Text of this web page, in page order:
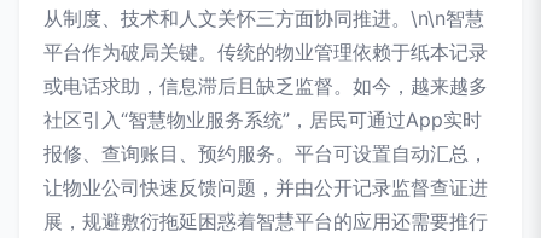
从制度、技术和人文关怀三方面协同推进。\n\n智慧
平台作为破局关键。传统的物业管理依赖于纸本记录
或电话求助，信息滞后且缺乏监督。如今，越来越多
社区引入“智慧物业服务系统”，居民可通过App实时
报修、查询账目、预约服务。平台可设置自动汇总，
让物业公司快速反馈问题，并由公开记录监督查证进
展，规避敷衍拖延困惑着智慧平台的应用还需要推行